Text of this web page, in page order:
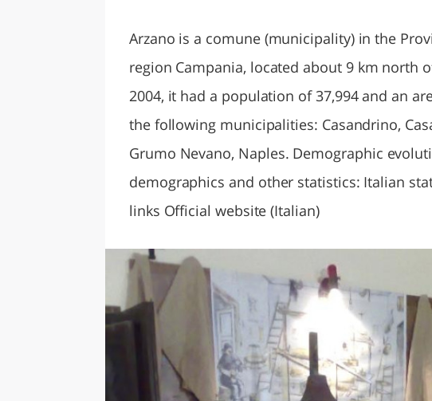
Arzano is a comune (municipality) in the
region Campania, located about 9 km north
2004, it had a population of 37,994 and an
the following municipalities: Casandrino,
Grumo Nevano, Naples. Demographic
demographics and other statistics: Italian
links Official website (Italian)